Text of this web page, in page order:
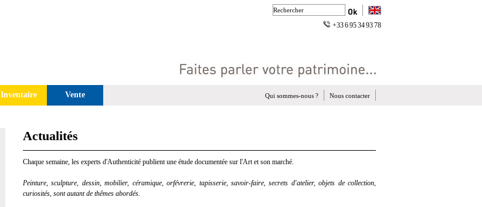
+33 6 95 34 93 78
Inventaire Vente Nous contacter
Qui sommes-nous ?
Actualités
Chaque semaine, les experts d'Authenticité publient une étude documentée sur l'Art et son marché.
Peinture, sculpture, dessin, mobilier, céramique, orfévrerie, tapisserie, savoir-faire, secrets d'atelier, objets de collection,
curiosités, sont autant de thêmes abordés.